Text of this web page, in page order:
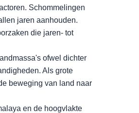
Schommelingen
jaren aanhouden.
die jaren- tot
ofwel dichter
Als grote
beweging van land naar
en de hoogvlakte